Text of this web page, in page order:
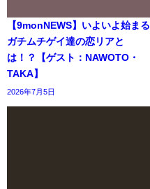
【9monNEWS】いよいよ始まる
ガチムチゲイ達の恋リアと
は！？【ゲスト：NAWOTO・
TAKA】
2026年7月5日